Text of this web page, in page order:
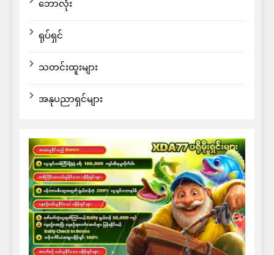
ဘောလုံး
ရုပ်ရှင်
သတင်းထူးများ
အနုပညာရှင်များ